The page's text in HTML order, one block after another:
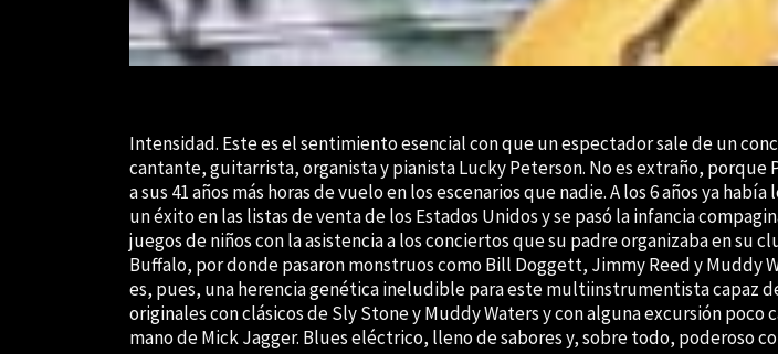
Intensidad. Este es el sentimiento esencial con que un espectador sale de un
cantante, guitarrista, organista y pianista Lucky Peterson. No es extraño, porque
a sus 41 años más horas de vuelo en los escenarios que nadie. A los 6 años ya
un éxito en las listas de venta de los Estados Unidos y se pasó la infancia
juegos de niños con la asistencia a los conciertos que su padre organizaba en su
Buffalo, por donde pasaron monstruos como Bill Doggett, Jimmy Reed y Muddy
es, pues, una herencia genética ineludible para este multiinstrumentista capaz
originales con clásicos de Sly Stone y Muddy Waters y con alguna excursión poco
mano de Mick Jagger. Blues eléctrico, lleno de sabores y, sobre todo, poderoso